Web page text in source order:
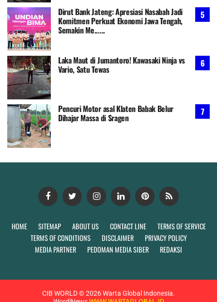
Dirut Bank Jateng: Apresiasi Nasabah Jadi
Komitmen Perkuat Ekonomi Jawa Tengah,
Semakin Me......
Laka Maut di Jumantoro! Kawasaki Ninja vs
Vario, Satu Tewas
Pencuri Motor asal Klaten Babak Belur
Dihajar Massa di Sragen
HOME SITEMAP ABOUT US CONTACT LINE
TERMS OF SERVICE
TERMS OF CONDITIONS
DISCLAIMER
PRIVACY POLICY
MEDIA PARTNER
PEDOMAN MEDIA SIBER REDAKSI
CIB WORLD ©2026Warta Global Indonesia.